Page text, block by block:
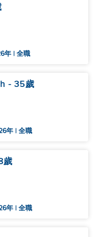
年 | 全職
- 35歲
年 | 全職
歲
年 | 全職